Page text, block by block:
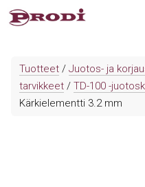
Siirry
sisältöön
Tuotteet / Juotos- ja
tarvikkeet / TD-100 -
Kärkielementti 3.2 mm